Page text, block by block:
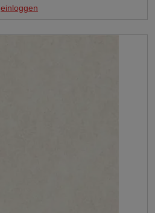
einloggen